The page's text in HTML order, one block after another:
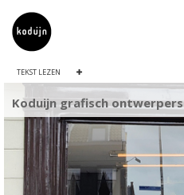
TEKST LEZEN
Koduijn grafisch ontwerpers